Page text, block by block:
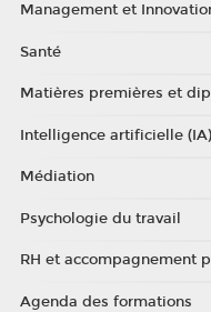
Management et
Santé
Matières premières et
Intelligence artificielle (IA)
Médiation
Psychologie du travail
RH et accompagnement
Agenda des formations